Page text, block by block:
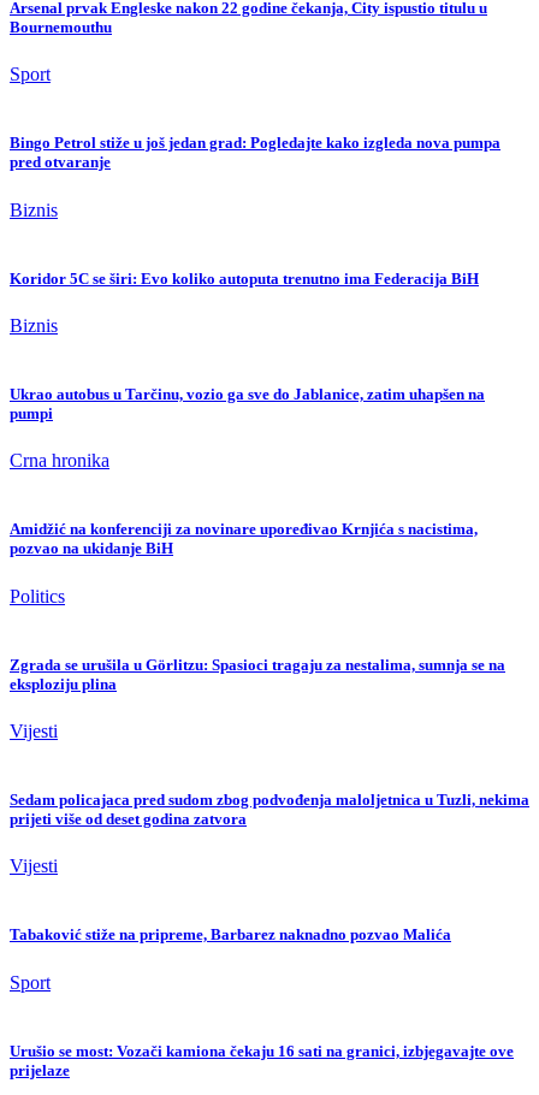
Arsenal prvak Engleske nakon 22 godine čekanja, City ispustio titulu u
Bournemouthu
Sport
Bingo Petrol stiže u još jedan grad: Pogledajte kako izgleda nova pumpa
pred otvaranje
Biznis
Koridor 5C se širi: Evo koliko autoputa trenutno ima Federacija BiH
Biznis
Ukrao autobus u Tarčinu, vozio ga sve do Jablanice, zatim uhapšen na
pumpi
Crna hronika
Amidžić na konferenciji za novinare upoređivao Krnjića s nacistima,
pozvao na ukidanje BiH
Politics
Zgrada se urušila u Görlitzu: Spasioci tragaju za nestalima, sumnja se na
eksploziju plina
Vijesti
Sedam policajaca pred sudom zbog podvođenja maloljetnica u Tuzli, nekima
prijeti više od deset godina zatvora
Vijesti
Tabaković stiže na pripreme, Barbarez naknadno pozvao Malića
Sport
Urušio se most: Vozači kamiona čekaju 16 sati na granici, izbjegavajte ove
prijelaze